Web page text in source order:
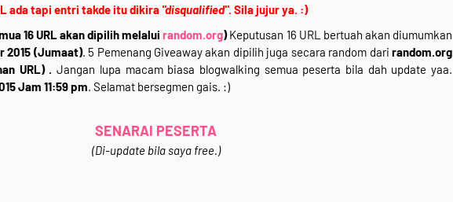
xGaO_1AQuH4i3c-X1_IBFNV9SuCfb8Teto1W__-ZZg-
4X3VYeD-49PgP9HEdzBQ9-
2F5kQTdNEVXND9D51RybD2N9evyr3O_nIwxlHv_fYN_
PMEBE/s640/segmen-2.jpg" width="640" /></a></div>
<div class="separator" style="clear: both; text-align:
<div style="text-align: center;">
<br /></div>
ada tapi entri takde itu dikira "disqualified". Sila jujur ya. :)
16 URL akan dipilih melaluirandom.org)Keputusan 16 URL bertuah akan diumumkan
2015 (Jumaat). 5 Pemenang Giveaway akan dipilih juga secara random dari random.org
URL) .Jangan lupa macam biasa blogwalking semua peserta bila dah update yaa.
Jam 11:59 pm. Selamat bersegmen gais. :)
SENARAI PESERTA
(Di-update bila saya free.)